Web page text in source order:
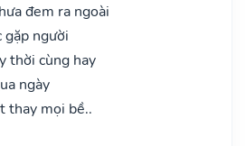
đem ra ngoài
gặp người
thời cùng hay
ngày
thay mọi bề..